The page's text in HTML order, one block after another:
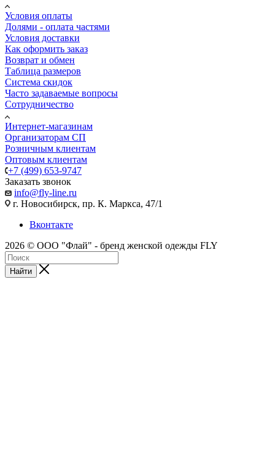
Условия оплаты
Долями - оплата частями
Условия доставки
Как оформить заказ
Возврат и обмен
Таблица размеров
Система скидок
Часто задаваемые вопросы
Сотрудничество
Интернет-магазинам
Организаторам СП
Розничным клиентам
Оптовым клиентам
+7 (499) 653-9747
Заказать звонок
info@fly-line.ru
г. Новосибирск, пр. К. Маркса, 47/1
Вконтакте
2026 © ООО "Флай" - бренд женской одежды FLY
Найти